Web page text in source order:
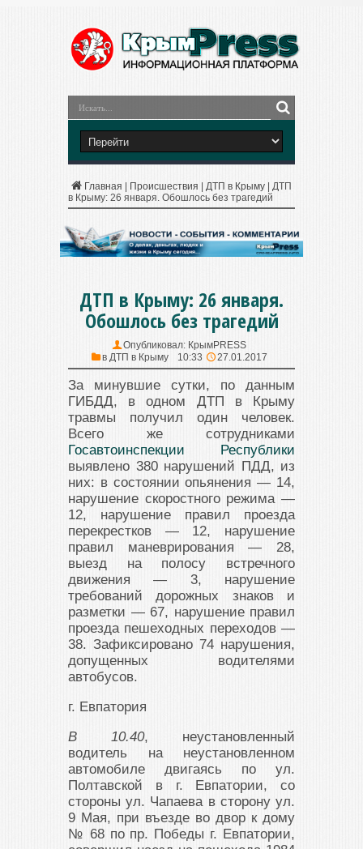
Главная Происшествия ДТП в Крыму
ДТП
в Крыму: 26 января. Обошлось без трагедий
ДТП в Крыму: 26 января.
Обошлось без трагедий
Опубликовал: КрымPRESS
в ДТП в Крыму 10:33 27.01.2017
За минувшие сутки, по данным
ГИБДД, в одном ДТП в Крыму
травмы получил один человек.
Всего же сотрудниками
Госавтоинспекции Республики
выявлено 380 нарушений ПДД, из
них: в состоянии опьянения — 14,
нарушение скоростного режима —
12, нарушение правил проезда
перекрестков — 12, нарушение
правил маневрирования — 28,
выезд на полосу встречного
движения — 3, нарушение
требований дорожных знаков и
разметки — 67, нарушение правил
проезда пешеходных переходов —
38. Зафиксировано 74 нарушения,
допущенных водителями
автобусов.
г. Евпатория
В 10.40, неустановленный
водитель на неустановленном
автомобиле двигаясь по ул.
Полтавской в г. Евпатории, со
стороны ул. Чапаева в сторону ул.
9 Мая, при въезде во двор к дому
№ 68 по пр. Победы г. Евпатории,